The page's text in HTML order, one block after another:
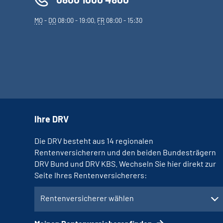
MO- DO 08:00 - 19:00, FR 08:00 - 15:30
Ihre DRV
Die DRV besteht aus 14 regionalen
Rentenversicherern und den beiden Bundesträgern
DRV Bund und DRV KBS. Wechseln Sie hier direkt zur
Seite Ihres Rentenversicherers:
Rentenversicherer wählen